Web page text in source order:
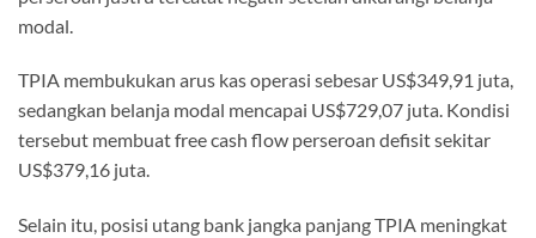
modal.
TPIA membukukan arus kas operasi sebesar US$349,91 juta,
sedangkan belanja modal mencapai US$729,07 juta. Kondisi
tersebut membuat free cash flow perseroan defisit sekitar
US$379,16 juta.
Selain itu, posisi utang bank jangka panjang TPIA meningkat